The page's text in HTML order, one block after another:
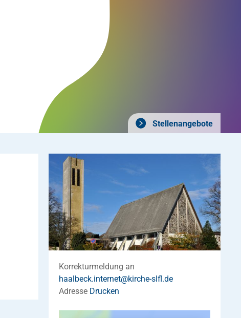
Stellenangebote
Korrekturmeldung an
haalbeck.internet@kirche-slfl.de
Adresse Drucken